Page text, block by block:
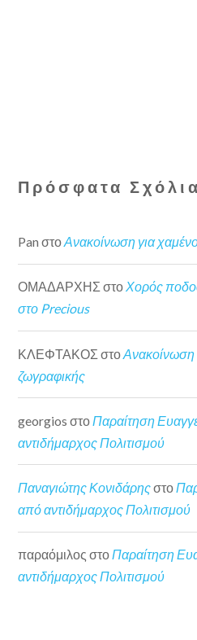
Πρόσφατα Σχόλια
Pan στοΑνακοίνωση για
ΟΜΑΔΑΡΧΗΣ στοΧορός
στο Precious
ΚΛΕΦΤΑΚΟΣ στοΑνακοίνωση
ζωγραφικής
georgios στο Παραίτηση
αντιδήμαρχος Πολιτισμού
Παναγιώτης Κονιδάρηςστο
από αντιδήμαρχος Πολιτισμού
παραόμιλος στοΠαραίτηση
αντιδήμαρχος Πολιτισμού